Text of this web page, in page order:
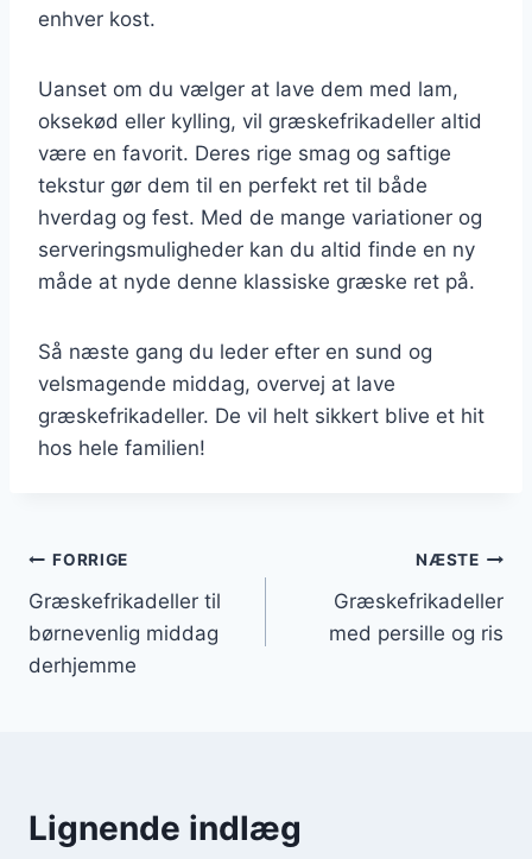
enhver kost.
Uanset om du vælger at lave dem med lam,
oksekød eller kylling, vil græskefrikadeller altid
være en favorit. Deres rige smag og saftige
tekstur gør dem til en perfekt ret til både
hverdag og fest. Med de mange variationer og
serveringsmuligheder kan du altid finde en ny
måde at nyde denne klassiske græske ret på.
Så næste gang du leder efter en sund og
velsmagende middag, overvej at lave
græskefrikadeller. De vil helt sikkert blive et hit
hos hele familien!
Indlægsnavigation
FORRIGE
Græskefrikadeller til
børnevenlig middag
derhjemme
NÆSTE
Græskefrikadeller
med persille og ris
Lignende indlæg